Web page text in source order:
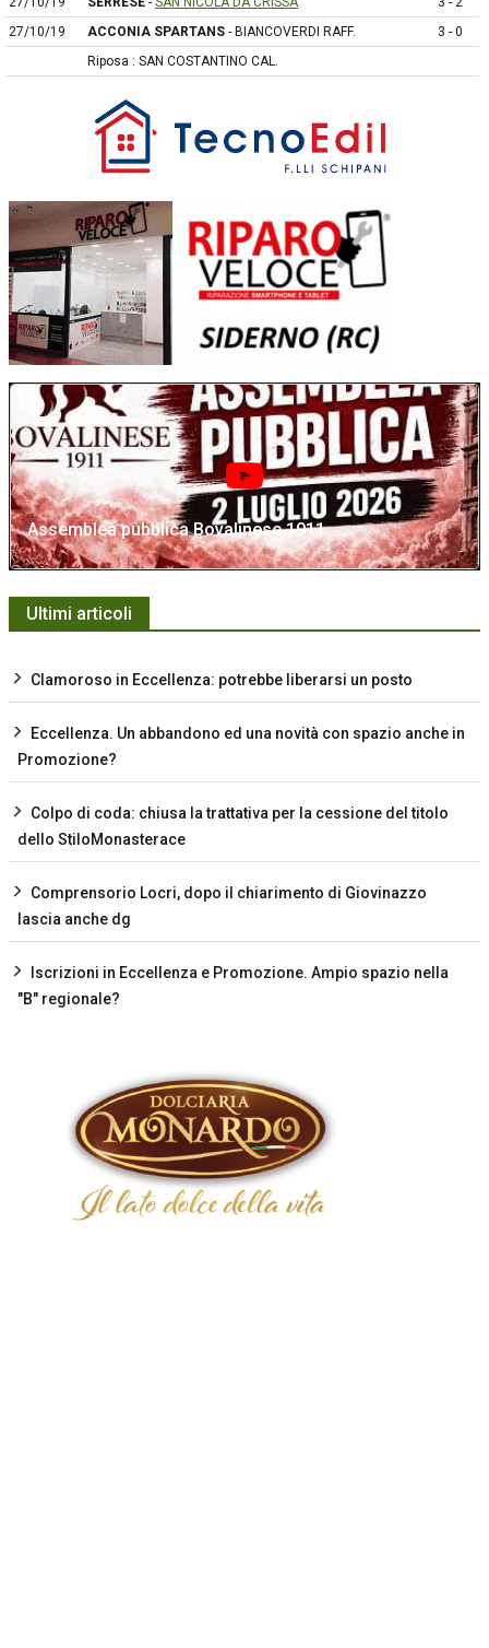
27/10/19
ACCONIA SPARTANS - BIANCOVERDI RAFF.
3 - 0
Riposa : SAN COSTANTINO CAL.
Assemblea pubblica Bovalinese 1911
Ultimi articoli
Clamoroso in Eccellenza: potrebbe liberarsi un posto
Eccellenza. Un abbandono ed una novità con spazio anche in
Promozione?
Colpo di coda: chiusa la trattativa per la cessione del titolo
dello StiloMonasterace
Comprensorio Locri, dopo il chiarimento di Giovinazzo
lascia anche dg
Iscrizioni in Eccellenza e Promozione. Ampio spazio nella
"B" regionale?